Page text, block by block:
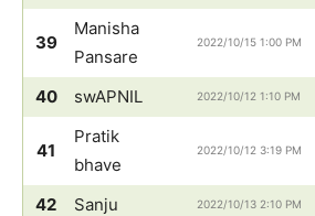
39
Manisha
Pansare
2022/10/15 1:00 PM
40 swAPNIL 2022/10/12 1:10 PM
41
Pratik
bhave
2022/10/12 3:19 PM
42 Sanju 2022/10/13 2:10 PM